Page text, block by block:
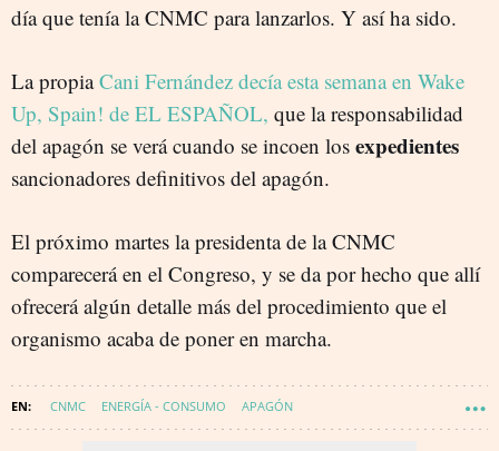
día que tenía la CNMC para lanzarlos. Y así ha sido.
La propiaCani Fernández decía esta semana en Wake
Up, Spain! de EL ESPAÑOL, que la responsabilidad
del apagón se verá cuando se incoen los expedientes
sancionadores definitivos del apagón.
El próximo martes la presidenta de la CNMC
comparecerá en el Congreso, y se da por hecho que allí
ofrecerá algún detalle más del procedimiento que el
organismo acaba de poner en marcha.
CNMC ENERGÍA - CONSUMO APAGÓN